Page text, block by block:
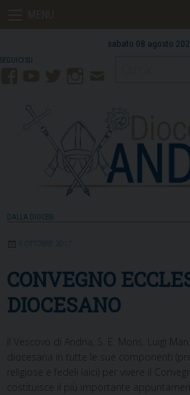
sabato 08 agosto
Mail
DALLA DIOCESI
9 OTTOBRE 2017
CONVEGNO
DIOCESANO
Il Vescovo di Andria, S. E. Mons. Luigi
diocesana in tutte le sue componenti
religiose e fedeli laici) per vivere il
costituisce il più importante